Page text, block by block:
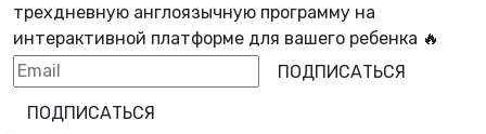
трехдневную англоязычную программу на
интерактивной платформе для вашего ребенка 🔥
ПОДПИСАТЬСЯ
ПОДПИСАТЬСЯ